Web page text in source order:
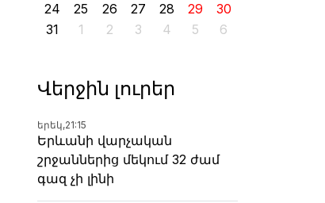
24
25 26 27 28 29
30
31
1 2 3 4 5 6
Վերջին լուրեր
երեկ,21:15
Երևանի վարչական
շրջաններից մեկում 32 ժամ
գազ չի լինի